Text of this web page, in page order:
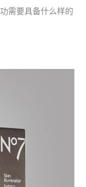
需要具备什么样的